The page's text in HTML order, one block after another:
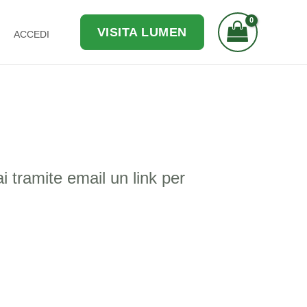
ACCEDI VISITA LUMEN
tramite email un link per